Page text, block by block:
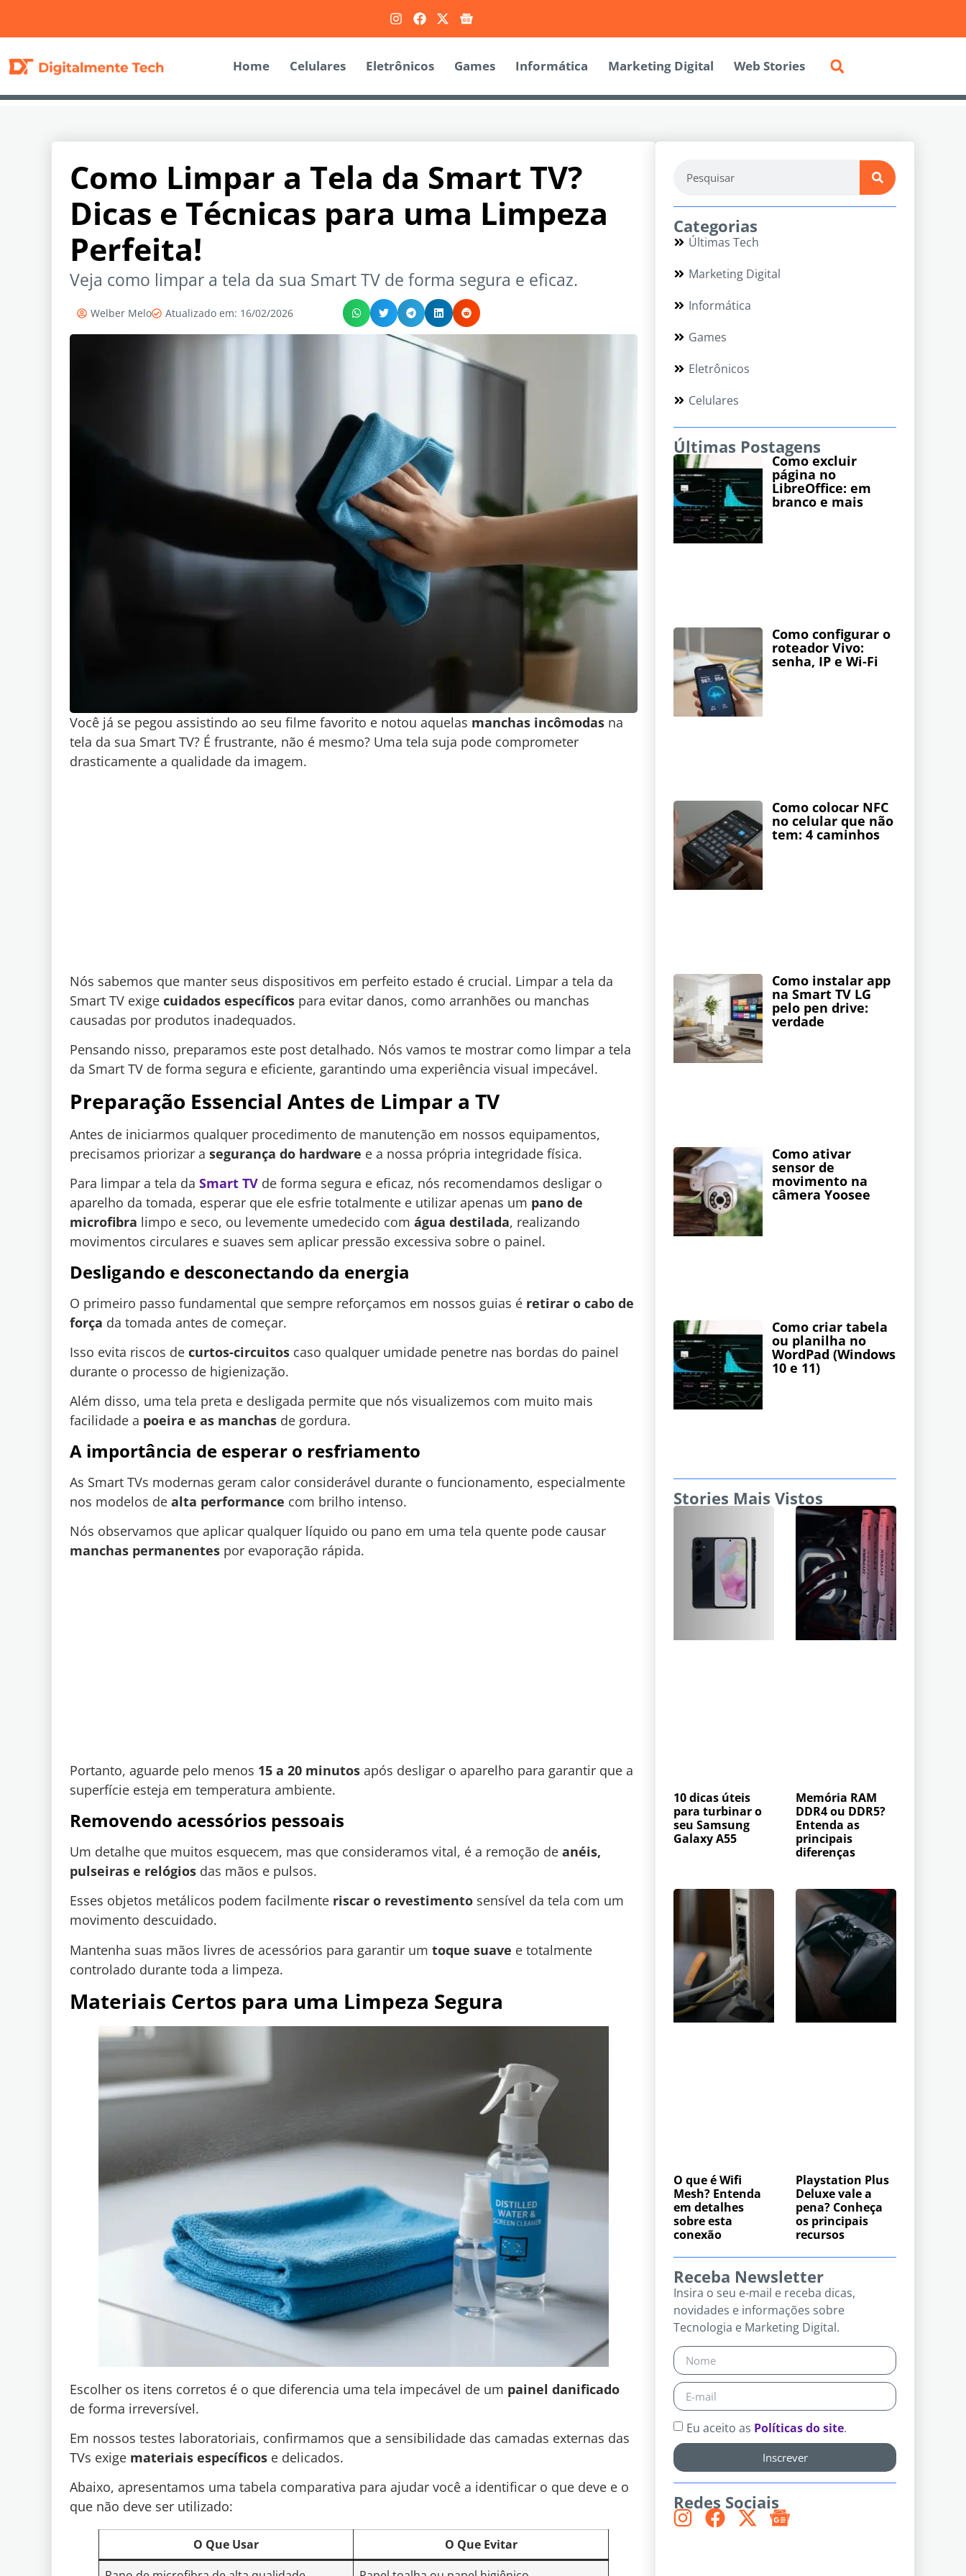
Home Celulares Eletrônicos Games Informática Marketing Digital Web Stories
Como Limpar a Tela da Smart TV?
Dicas e Técnicas para uma Limpeza
Perfeita!
Veja como limpar a tela da sua Smart TV de forma segura e eficaz.
Welber Melo Atualizado em: 16/02/2026
Você já se pegou assistindo ao seu filme favorito e notou aquelas manchas incômodas na
tela da sua Smart TV? É frustrante, não é mesmo? Uma tela suja pode comprometer
drasticamente a qualidade da imagem.
Nós sabemos que manter seus dispositivos em perfeito estado é crucial. Limpar a tela da
Smart TV exige cuidados específicos para evitar danos, como arranhões ou manchas
causadas por produtos inadequados.
Pensando nisso, preparamos este post detalhado. Nós vamos te mostrar como limpar a tela
da Smart TV de forma segura e eficiente, garantindo uma experiência visual impecável.
Preparação Essencial Antes de Limpar a TV
Antes de iniciarmos qualquer procedimento de manutenção em nossos equipamentos,
precisamos priorizar a segurança do hardware e a nossa própria integridade física.
Para limpar a tela da Smart TV de forma segura e eficaz, nós recomendamos desligar o
aparelho da tomada, esperar que ele esfrie totalmente e utilizar apenas um pano de
microfibra limpo e seco, ou levemente umedecido com água destilada, realizando
movimentos circulares e suaves sem aplicar pressão excessiva sobre o painel.
Desligando e desconectando da energia
O primeiro passo fundamental que sempre reforçamos em nossos guias é retirar o cabo de
força da tomada antes de começar.
Isso evita riscos de curtos-circuitos caso qualquer umidade penetre nas bordas do painel
durante o processo de higienização.
Além disso, uma tela preta e desligada permite que nós visualizemos com muito mais
facilidade a poeira e as manchas de gordura.
A importância de esperar o resfriamento
As Smart TVs modernas geram calor considerável durante o funcionamento, especialmente
nos modelos de alta performance com brilho intenso.
Nós observamos que aplicar qualquer líquido ou pano em uma tela quente pode causar
manchas permanentes por evaporação rápida.
Portanto, aguarde pelo menos 15 a 20 minutos após desligar o aparelho para garantir que a
superfície esteja em temperatura ambiente.
Removendo acessórios pessoais
Um detalhe que muitos esquecem, mas que consideramos vital, é a remoção de anéis,
pulseiras e relógios das mãos e pulsos.
Esses objetos metálicos podem facilmente riscar o revestimento sensível da tela com um
movimento descuidado.
Mantenha suas mãos livres de acessórios para garantir um toque suave e totalmente
controlado durante toda a limpeza.
Materiais Certos para uma Limpeza Segura
Escolher os itens corretos é o que diferencia uma tela impecável de um painel danificado
de forma irreversível.
Em nossos testes laboratoriais, confirmamos que a sensibilidade das camadas externas das
TVs exige materiais específicos e delicados.
Abaixo, apresentamos uma tabela comparativa para ajudar você a identificar o que deve e o
que não deve ser utilizado:
O Que Usar
O Que Evitar
Categorias
Últimas Tech
Marketing Digital
Informática
Games
Eletrônicos
Celulares
Últimas Postagens
Como excluir
página no
LibreOffice: em
branco e mais
Como configurar o
roteador Vivo:
senha, IP e Wi-Fi
Como colocar NFC
no celular que não
tem: 4 caminhos
Como instalar app
na Smart TV LG
pelo pen drive:
verdade
Como ativar
sensor de
movimento na
câmera Yoosee
Como criar tabela
ou planilha no
WordPad (Windows
10 e 11)
Stories Mais Vistos
10 dicas úteis
para turbinar o
seu Samsung
Galaxy A55
Memória RAM
DDR4 ou DDR5?
Entenda as
principais
diferenças
O que é Wifi
Mesh? Entenda
em detalhes
sobre esta
conexão
Playstation Plus
Deluxe vale a
pena? Conheça
os principais
recursos
Receba Newsletter
Insira o seu e-mail e receba dicas,
novidades e informações sobre
Tecnologia e Marketing Digital.
Eu aceito as Políticas do site.
Inscrever
Redes Sociais